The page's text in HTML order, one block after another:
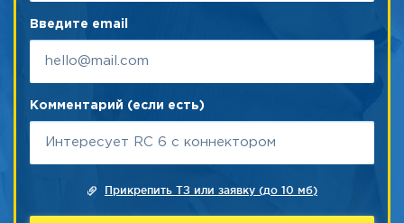
Введите email
Комментарий (если есть)
Прикрепить ТЗ или заявку (до 10 мб)